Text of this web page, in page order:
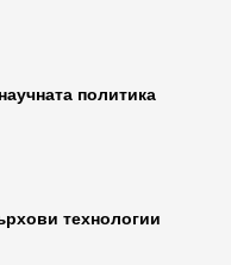
политика
технологии